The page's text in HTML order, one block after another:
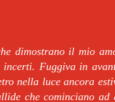
dimostrano il mio
incerti. Fuggiva in
nella luce ancora
che cominciano ad